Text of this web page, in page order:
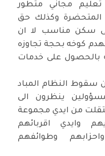
مجاني متطور
المتحضرة وكذلك حق
سكن مناسب لا ان
كوخه بحجة تجاوزه
بالحصول على خدمات
النظام المباد
ينظرون الى
من ايدي مجموعة
وايدي اقربائهم
وطوائفهم